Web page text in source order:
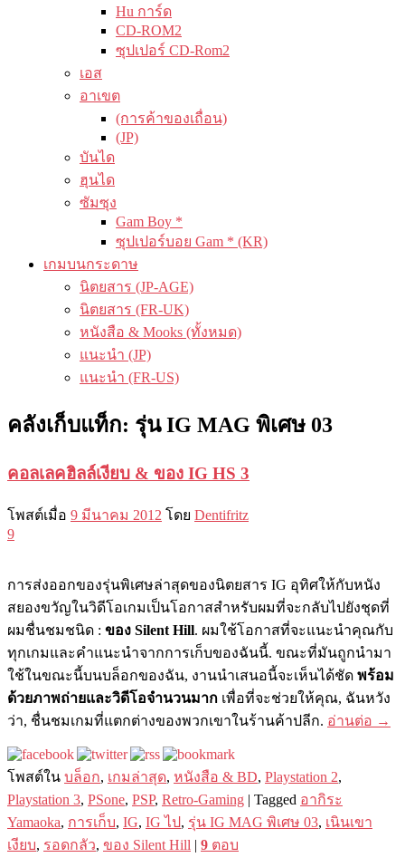
Hu การ์ด
CD-ROM2
ซุปเปอร์ CD-Rom2
เอส
อาเขต
(การค้าของเถื่อน)
(JP)
บันได
ฮุนได
ซัมซุง
Gam Boy *
ซุปเปอร์บอย Gam * (KR)
เกมบนกระดาษ
นิตยสาร (JP-AGE)
นิตยสาร (FR-UK)
หนังสือ & Mooks (ทั้งหมด)
แนะนำ (JP)
แนะนำ (FR-US)
คลังเก็บแท็ก: รุ่น IG MAG พิเศษ 03
คอลเลคฮิลล์เงียบ & ของ IG HS 3
โพสต์เมื่อ 9 มีนาคม 2012 โดย Dentifritz
9
การส่งออกของรุ่นพิเศษล่าสุดของนิตยสาร IG อุทิศให้กับหนัง
สยองขวัญในวิดีโอเกมเป็นโอกาสสำหรับผมที่จะกลับไปยังชุดที่
ผมชื่นชมชนิด : ของ Silent Hill. ผมใช้โอกาสที่จะแนะนำคุณกับ
ทุกเกมและคำแนะนำจากการเก็บของฉันนี้. ขณะที่มันถูกนำมา
ใช้ในขณะนี้บนบล็อกของฉัน, งานนำเสนอนี้จะเห็นได้ชัด พร้อม
ด้วยภาพถ่ายและวิดีโอจำนวนมาก เพื่อที่จะช่วยให้คุณ, ฉันหวัง
ว่า, ชื่นชมเกมที่แตกต่างของพวกเขาในร้านค้าปลีก. อ่านต่อ →
โพสต์ใน บล็อก, เกมล่าสุด, หนังสือ & BD, Playstation 2,
Playstation 3, PSone, PSP, Retro-Gaming | Tagged อากิระ
Yamaoka, การเก็บ, IG, IG ไป, รุ่น IG MAG พิเศษ 03, เนินเขา
เงียบ, รอดกลัว, ของ Silent Hill | 9 ตอบ